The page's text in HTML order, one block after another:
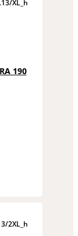
XL_h
190
2XL_h